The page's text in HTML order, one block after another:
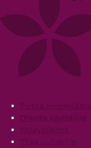
FooterTietoa Innokylästä
Ohjeita käyttäjille
Yhteystiedot
Tilaa uutiskirje